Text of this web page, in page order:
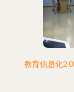
教育信息化